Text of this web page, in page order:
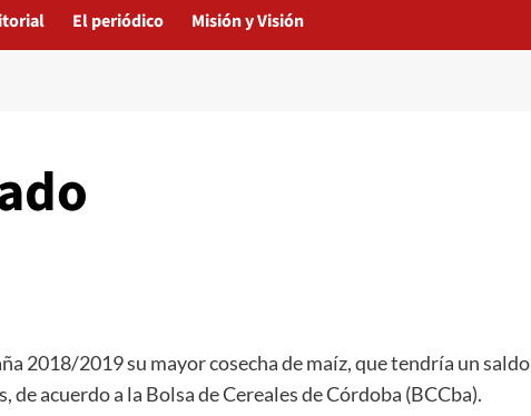
El periódico Misión y Visión
2018/2019 su mayor cosecha de maíz, que tendría un saldo
acuerdo a la Bolsa de Cereales de Córdoba (BCCba).